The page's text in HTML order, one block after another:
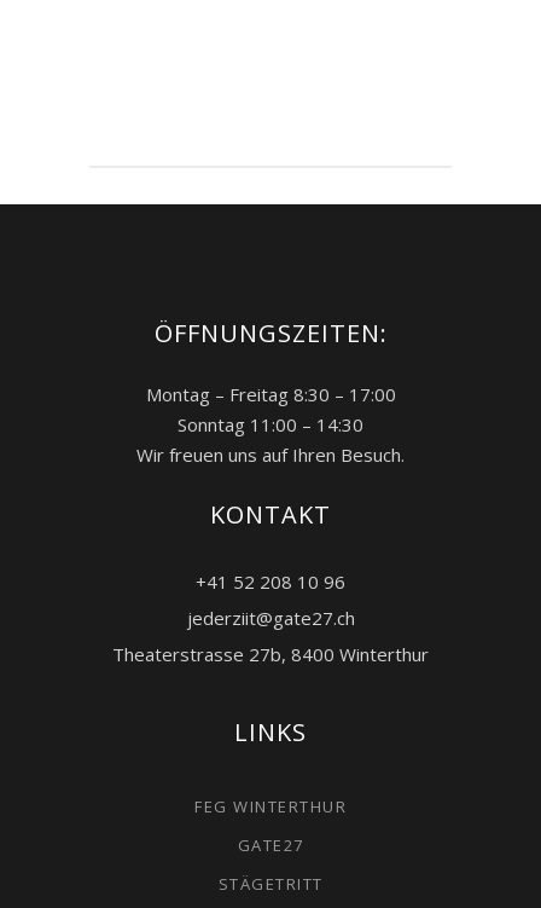
ÖFFNUNGSZEITEN:
Montag – Freitag 8:30 – 17:00
Sonntag 11:00 – 14:30
Wir freuen uns auf Ihren Besuch.
KONTAKT
+41 52 208 10 96
jederziit@gate27.ch
Theaterstrasse 27b, 8400 Winterthur
LINKS
FEG WINTERTHUR
GATE27
STÄGETRITT